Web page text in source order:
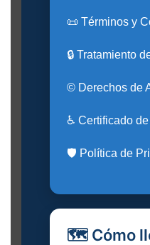
📜 Términos y
🔒 Tratamiento
© Derechos de
♿ Certificado
🛡️ Política de
🗺️ Cómo